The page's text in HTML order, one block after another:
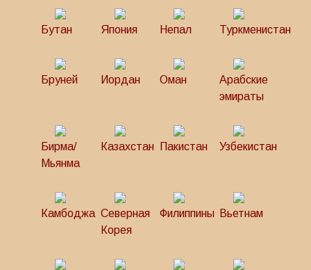
Бутан Япония Непал Туркменистан
Бруней Иордан Оман
Арабские
эмираты
Бирма/
Мьянма
Казахстан Пакистан Узбекистан
Камбоджа Северная
Корея
Филиппины Вьетнам